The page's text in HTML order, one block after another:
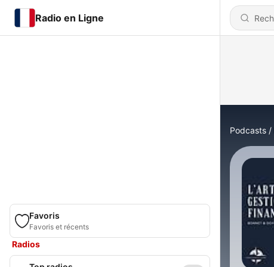
Radio en Ligne
Favoris
Favoris et récents
Radios
Podcasts